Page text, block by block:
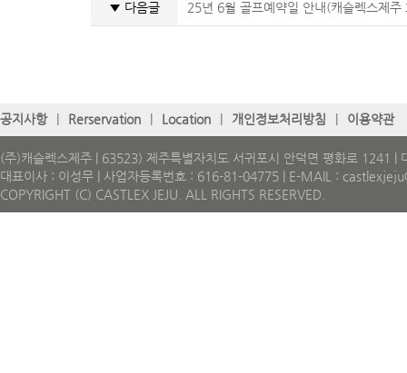
▼ 다음글 25년 6월 골프예약일 안내(캐슬렉스제주
공지사항 Rerservation Location 개인정보처리방침 이용약관
(주)캐슬렉스제주 | 63523) 제주특별자치도 서귀포시 안덕면 평화로 1241
대표이사 : 이성무 | 사업자등록번호 : 616-81-04775 | E-MAIL :
COPYRIGHT (C) CASTLEX JEJU. ALL RIGHTS RESERVED.